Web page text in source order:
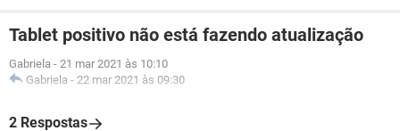
Tablet positivo não está fazendo atualização
Gabriela - 21 mar 2021 às 10:10
Gabriela - 22 mar 2021 às 09:30
2 Respostas